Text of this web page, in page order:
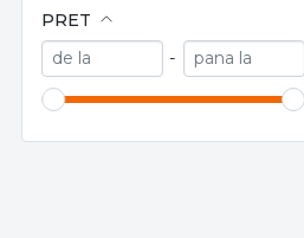
Dyson
ELEGANCE
Elica
Sharp
Whirlpool
PRET
-